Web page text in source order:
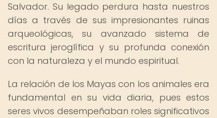
Salvador. Su legado perdura hasta nuestros
días a través de sus impresionantes ruinas
arqueológicas, su avanzado sistema de
escritura jeroglífica y su profunda conexión
con la naturaleza y el mundo espiritual.
La relación de los Mayas con los animales era
fundamental en su vida diaria, pues estos
seres vivos desempeñaban roles significativos